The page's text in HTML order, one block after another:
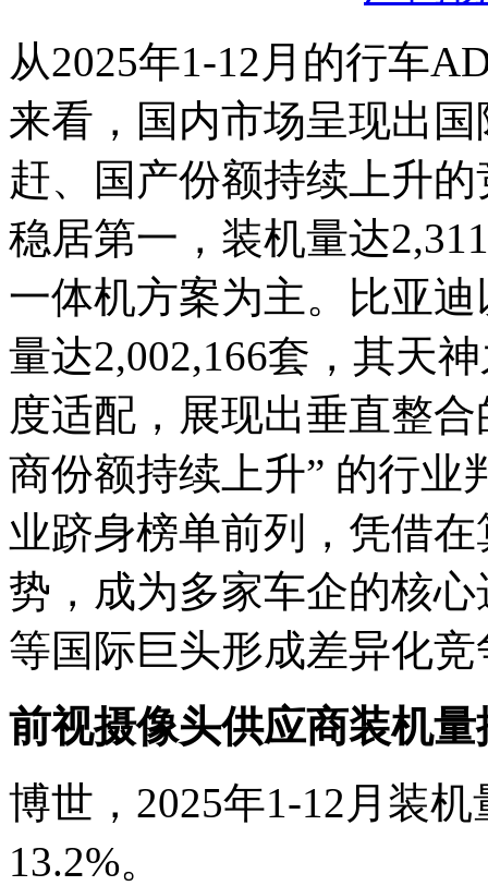
从2025年1-12月的行车
来看，国内市场呈现出
赶、国产份额持续上升
稳居第一，装机量达
一体机方案为主。比亚
量达2,002,166套，其天
度适配，展现出垂直整
商份额持续上升” 的行业
业跻身榜单前列，凭借
势，成为多家车企的核
等国际巨头形成差异化竞
前视摄像头供应商装机量
博世，2025年1-12月装
13.2%。